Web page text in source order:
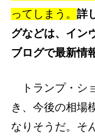
ってしまう。 詳
グなどは、イン
ブログで最新情
トランプ・シ
き、今後の相場
なりそうだ。そ